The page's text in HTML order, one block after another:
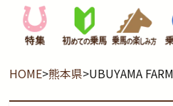
HOME>熊本県>UBUYAMA